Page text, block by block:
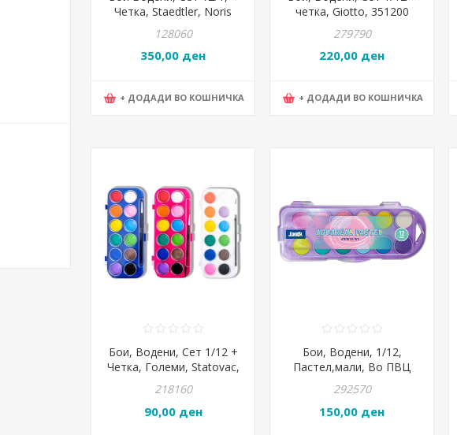
Четка, Staedtler, Noris
Club®, 888 NC12
128060
350,00 ден
+ ДОДАДИ ВО КОШНИЧКА
четка, Giotto, 351200
279790
220,00 ден
+ ДОДАДИ ВО КОШНИЧКА
Бои, Водени, Сет 1/12 +
Четка, Големи, Statovac,
Creative, 107105
218160
90,00 ден
Бои, Водени, 1/12,
Пастел,мали, Во ПВЦ
Кутија, Junior, AquaReal,
130703
292570
150,00 ден